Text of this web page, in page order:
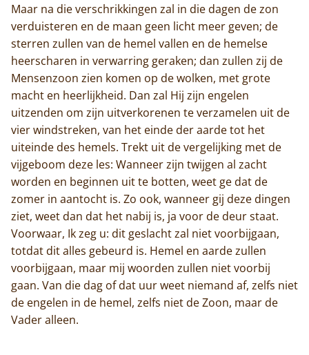
Maar na die verschrikkingen zal in die dagen de zon
verduisteren en de maan geen licht meer geven; de
sterren zullen van de hemel vallen en de hemelse
heerscharen in verwarring geraken; dan zullen zij de
Mensenzoon zien komen op de wolken, met grote
macht en heerlijkheid. Dan zal Hij zijn engelen
uitzenden om zijn uitverkorenen te verzamelen uit de
vier windstreken, van het einde der aarde tot het
uiteinde des hemels. Trekt uit de vergelijking met de
vijgeboom deze les: Wanneer zijn twijgen al zacht
worden en beginnen uit te botten, weet ge dat de
zomer in aantocht is. Zo ook, wanneer gij deze dingen
ziet, weet dan dat het nabij is, ja voor de deur staat.
Voorwaar, Ik zeg u: dit geslacht zal niet voorbijgaan,
totdat dit alles gebeurd is. Hemel en aarde zullen
voorbijgaan, maar mij woorden zullen niet voorbij
gaan. Van die dag of dat uur weet niemand af, zelfs niet
de engelen in de hemel, zelfs niet de Zoon, maar de
Vader alleen.